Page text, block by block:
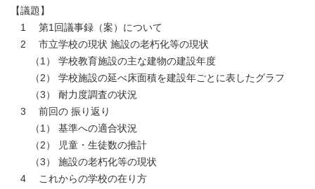
【議題】
1 第1回議事録（案）について
2 市立学校の現状 施設の老朽化等の現状
（1） 学校教育施設の主な建物の建設年度
（2） 学校施設の延べ床面積を建設年ごとに表したグラフ
（3） 耐力度調査の状況
3 前回の 振り返り
（1） 基準への適合状況
（2） 児童・生徒数の推計
（3） 施設の老朽化等の現状
4 これからの学校の在り方